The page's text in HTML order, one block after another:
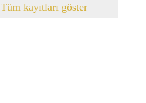
Tüm kayıtları göster